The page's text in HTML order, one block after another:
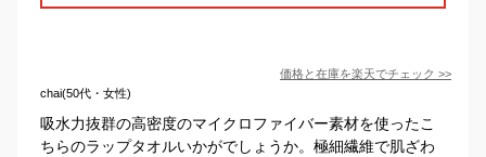
価格と在庫を楽天でチェック >>
chai(50代・女性)
吸水力抜群の高密度のマイクロファイバー素材を使ったこ
ちらのラップタオルいかがでしょうか。極細繊維で肌ざわ